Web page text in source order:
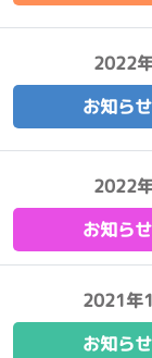
2022
お知らせ
2022
お知らせ
2021年
お知らせ